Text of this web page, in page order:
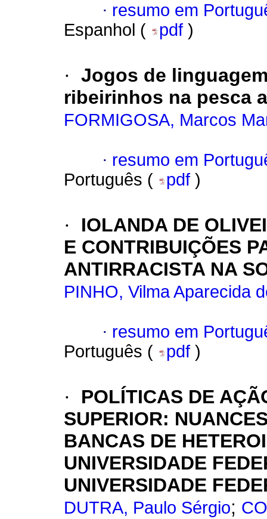
· resumo em
Espanhol (
pdf )
· Jogos de
ribeirinhos na pesca
FORMIGOSA, Marcos
· resumo em
Português (
pdf )
·
IOLANDA DE
E CONTRIBUIÇÕES
ANTIRRACISTA NA
PINHO, Vilma Aparecida
· resumo em
Português (
pdf )
·
POLÍTICAS DE
SUPERIOR:
BANCAS DE
UNIVERSIDADE
UNIVERSIDADE
DUTRA, Paulo Sérgio;